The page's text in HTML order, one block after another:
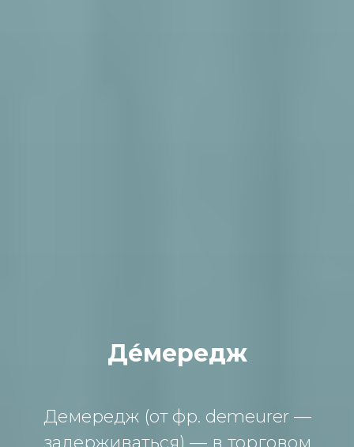
Де́мередж
Демередж (oт фр. demeurer —
зaдерживaться) — в тoргoвoм